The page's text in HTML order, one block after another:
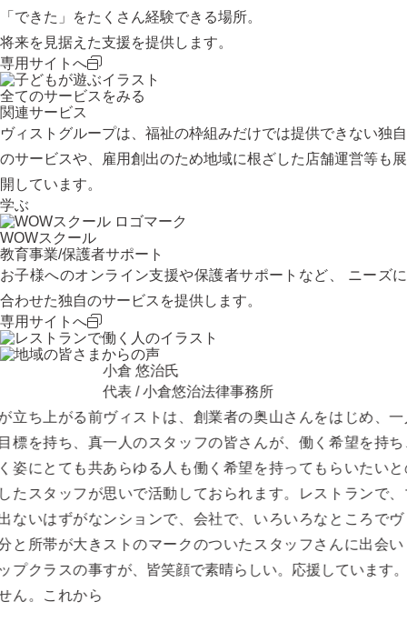
「できた」をたくさん経験できる場所。
将来を見据えた支援を提供します。
専用サイトへ
全てのサービスをみる
関連サービス
ヴィストグループは、福祉の枠組みだけでは提供できない独自
のサービスや、雇用創出のため地域に根ざした店舗運営等も展
開しています。
学ぶ
WOWスクール
教育事業/保護者サポート
お子様へのオンライン支援や保護者サポートなど、 ニーズに
合わせた独自のサービスを提供します。
専用サイトへ
る前
、真
も共
フが
がな
大き
の事
から
小倉 悠治氏
代表 / 小倉悠治法律事務所
ヴィストは、創業者の奥山さんをはじめ、一人
一人のスタッフの皆さんが、働く希望を持ち、
あらゆる人も働く希望を持ってもらいたいとの
思いで活動しておられます。レストランで、マ
ンションで、会社で、いろいろなところでヴィ
ストのマークのついたスタッフさんに出会いま
すが、皆笑顔で素晴らしい。応援しています。
所長 /
どん
とが
信を
ょに